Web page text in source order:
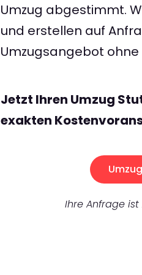
Umzug abgestimmt.
und erstellen auf
Umzugsangebot
Jetzt Ihren Umzug
exakten
Ihre Anfrage ist